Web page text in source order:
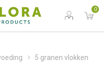
0
5 granen vlokken